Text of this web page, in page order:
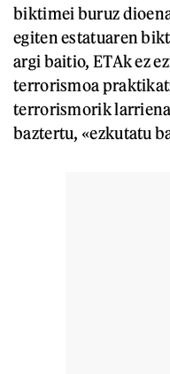
biktimei buruz
egiten estatuaren
argi baitio, ETAk ez
terrorismoa
terrorismorik
baztertu, «ezkutatu